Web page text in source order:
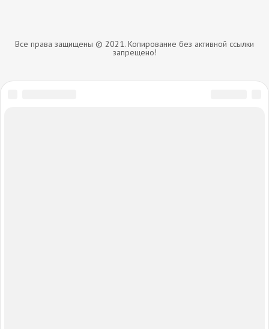
Все права защищены © 2021. Копирование без активной ссылки
запрещено!